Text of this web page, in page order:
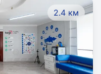
2.4 км